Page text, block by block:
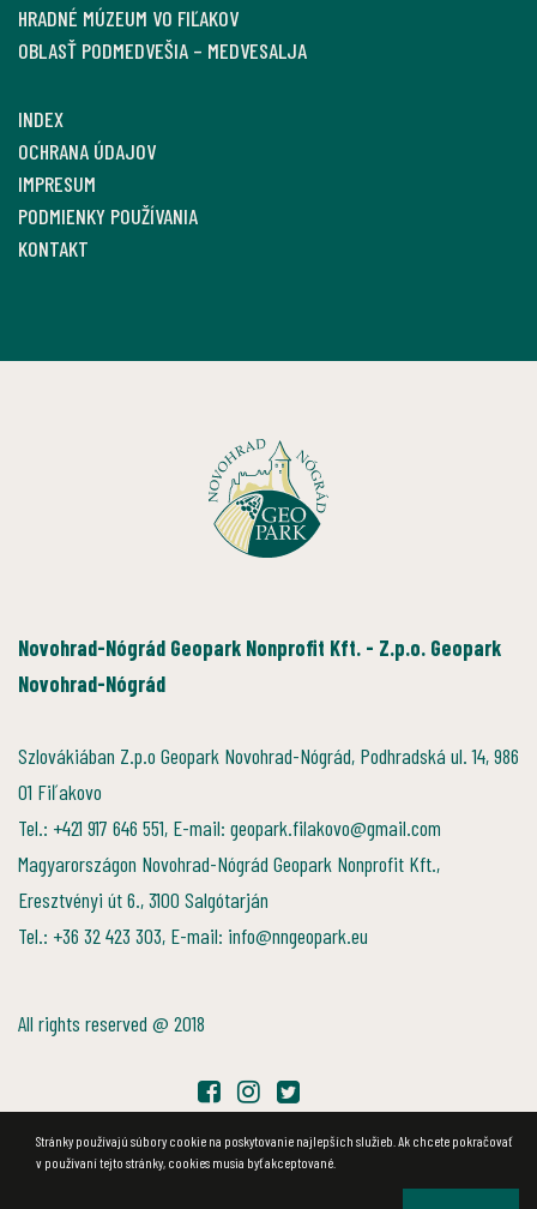
HRADNÉ MÚZEUM VO FIĽAKOV
OBLASŤ PODMEDVEŠIA – MEDVESALJA
INDEX
OCHRANA ÚDAJOV
IMPRESUM
PODMIENKY POUŽÍVANIA
KONTAKT
Novohrad-Nógrád Geopark Nonprofit Kft. - Z.p.o. Geopark
Novohrad-Nógrád
Szlovákiában Z.p.o Geopark Novohrad-Nógrád, Podhradská ul. 14, 986
01 Fiľakovo
Tel.: +421 917 646 551, E-mail: geopark.filakovo@gmail.com
Magyarországon Novohrad-Nógrád Geopark Nonprofit Kft.,
Eresztvényi út 6., 3100 Salgótarján
Tel.: +36 32 423 303, E-mail: info@nngeopark.eu
All rights reserved @ 2018
Stránky používajú súbory cookie na poskytovanie najlepších služieb. Ak chcete pokračovať
v používaní tejto stránky, cookies musia byť akceptované.